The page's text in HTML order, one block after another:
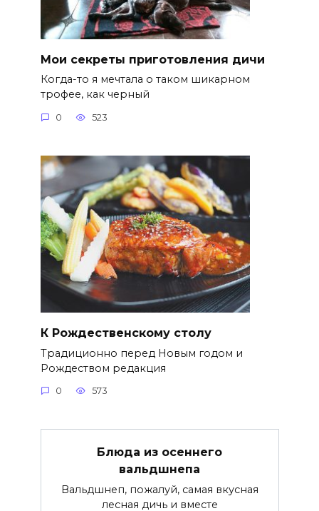
Мои секреты приготовления дичи
Когда-то я мечтала о таком шикарном
трофее, как черный
0 523
К Рождественскому столу
Традиционно перед Новым годом и
Рождеством редакция
0 573
Блюда из осеннего
вальдшнепа
Вальдшнеп, пожалуй, самая вкусная
лесная дичь и вместе